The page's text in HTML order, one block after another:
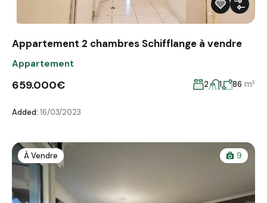
Appartement 2 chambres Schifflange à vendre
Appartement
659.000€ 2 1 86 m²
Added: 16/03/2023
À Vendre 9